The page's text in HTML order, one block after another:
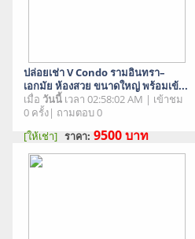
ปล่อยเช่า V Condo รามอินทรา–
เอกมัย ห้องสวย ขนาดใหญ่ พร้อมเข้...
เมื่อ วันนี้เวลา 02:58:02 AM | เข้าชม
0 ครั้ง| ถามตอบ 0
[ให้เช่า] ราคา: 9500บาท